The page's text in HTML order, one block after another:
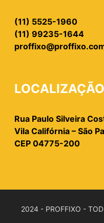
(11) 5525-1960
(11) 99235-1644
LOCALIZAÇÃO
Rua Paulo Silveira
Vila Califórnia – São
CEP 04775-200
2024 - PROFFIXO -